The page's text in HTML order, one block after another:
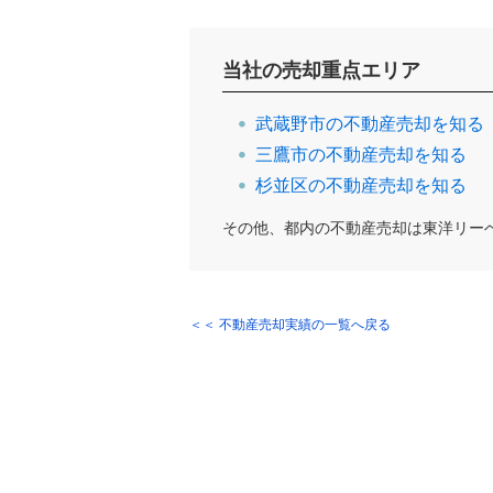
当社の売却重点エリア
武蔵野市の不動産売却を知る
三鷹市の不動産売却を知る
杉並区の不動産売却を知る
その他、都内の不動産売却は東洋リー
＜＜ 不動産売却実績の一覧へ戻る